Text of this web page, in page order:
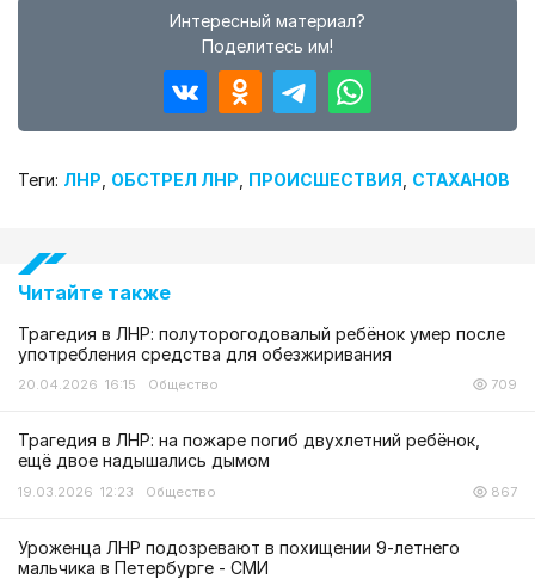
Интересный материал?
Поделитесь им!
Теги: ЛНР ОБСТРЕЛ ЛНР ПРОИСШЕСТВИЯ СТАХАНОВ
Читайте также
Трагедия в ЛНР: полуторогодовалый ребёнок умер после
употребления средства для обезжиривания
20.04.2026 16:15 Общество 709
Трагедия в ЛНР: на пожаре погиб двухлетний ребёнок,
ещё двое надышались дымом
19.03.2026 12:23 Общество 867
Уроженца ЛНР подозревают в похищении 9-летнего
мальчика в Петербурге - СМИ